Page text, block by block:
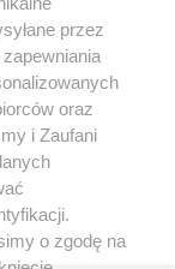
lub
prawa, tzn.
i może być ścigane
przez
oraz
i Zaufani
o zgodę na